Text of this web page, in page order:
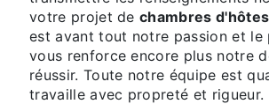
votre projet dechambres d'hôtes
est avant tout notre passion et le
vous renforce encore plus notre
réussir. Toute notre équipe est
travaille avec propreté et rigueur.